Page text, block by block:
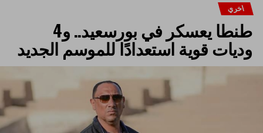
اخري
طنطا يعسكر في بورسعيد.. و4
وديات قوية استعدادًا للموسم الجديد